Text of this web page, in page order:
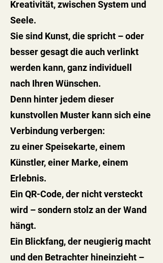
Kreativität, zwischen System und
Seele.
Sie sind Kunst, die spricht – oder
besser gesagt die auch verlinkt
werden kann, ganz individuell
nach Ihren Wünschen.
Denn hinter jedem dieser
kunstvollen Muster kann sich eine
Verbindung verbergen:
zu einer Speisekarte, einem
Künstler, einer Marke, einem
Erlebnis.
Ein QR-Code, der nicht versteckt
wird – sondern stolz an der Wand
hängt.
Ein Blickfang, der neugierig macht
und den Betrachter hineinzieht –